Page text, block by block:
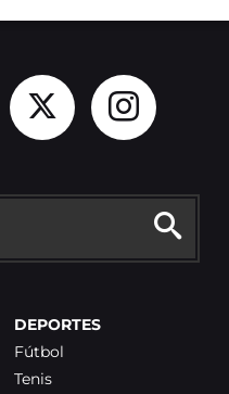
DEPORTES
Fútbol
Tenis